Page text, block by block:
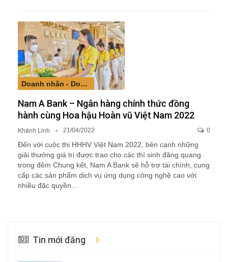
Doanh nhân - Doanh nghiệp
Nam A Bank – Ngân hàng chính thức đồng
hành cùng Hoa hậu Hoàn vũ Việt Nam 2022
Khánh Linh 21/04/2022 0
Đến với cuộc thi HHHV Việt Nam 2022, bên cạnh những
giải thưởng giá trị được trao cho các thí sinh đăng quang
trong đêm Chung kết, Nam A Bank sẽ hỗ trợ tài chính, cung
cấp các sản phẩm dịch vụ ứng dụng công nghệ cao với
nhiều đặc quyền…
Tin mới đăng